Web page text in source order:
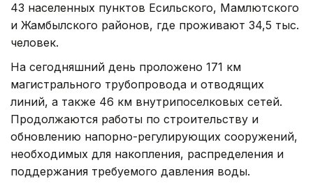
43 населенных пунктов Есильского, Мамлютского
и Жамбылского районов, где проживают 34,5 тыс.
человек.
На сегодняшний день проложено 171 км
магистрального трубопровода и отводящих
линий, а также 46 км внутрипоселковых сетей.
Продолжаются работы по строительству и
обновлению напорно-регулирующих сооружений,
необходимых для накопления, распределения и
поддержания требуемого давления воды.